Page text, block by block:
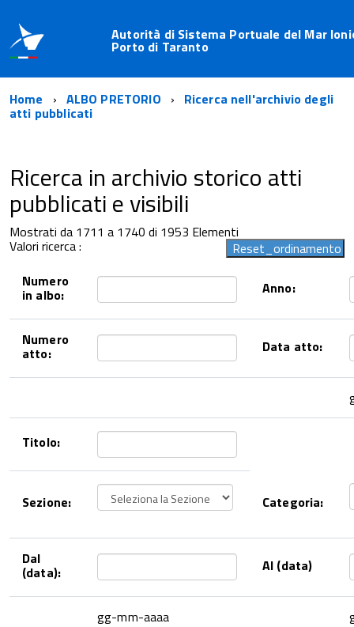
Autorità di Sistema Portuale del Mar
Porto di Taranto
Home ALBO PRETORIO Ricerca nell'archivio degli
atti pubblicati
Ricerca in archivio storico atti
pubblicati e visibili
Mostrati da 1711 a 1740 di 1953 Elementi
Valori ricerca :
Numero
in albo: Anno:
Numero
atto: Data atto:
Titolo:
Sezione: Categoria:
Dal
(data): Al (data)
gg-mm-aaaa